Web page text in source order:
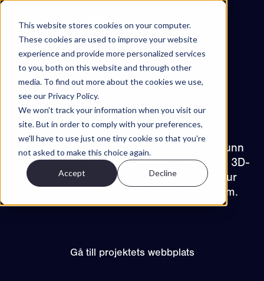
This website stores cookies on your computer.
These cookies are used to improve your website
experience and provide more personalized services
to you, both on this website and through other
media. To find out more about the cookies we use,
see our Privacy Policy.
We won't track your information when you visit our
site. But in order to comply with your preferences,
we'll have to use just one tiny cookie so that you're
not asked to make this choice again.
Accept Decline
Hoppa till innehåll
Projekt
Funktioner
Kontakt
SV
EN ES NO
Try Walkable
Tillbaka till projekt
GBBL - Porsgrunn Mek
Visuado är stolta över att ha gett Porsgrunn
Mek liv med 42 virtuella visningar och en 3D-
lägenhetsväljare - vilket omdefinierar hur
framtida invånare utforskar sina nya hem.
Gå till projektets webbplats